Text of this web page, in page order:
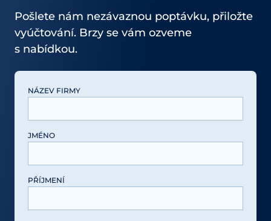
Pošlete nám nezávaznou poptávku, přiložte
vyúčtování. Brzy se vám ozveme
s nabídkou.
PONECHTE TOTO POLE PRÁZDNÉ.
NÁZEV FIRMY
JMÉNO
PŘÍJMENÍ